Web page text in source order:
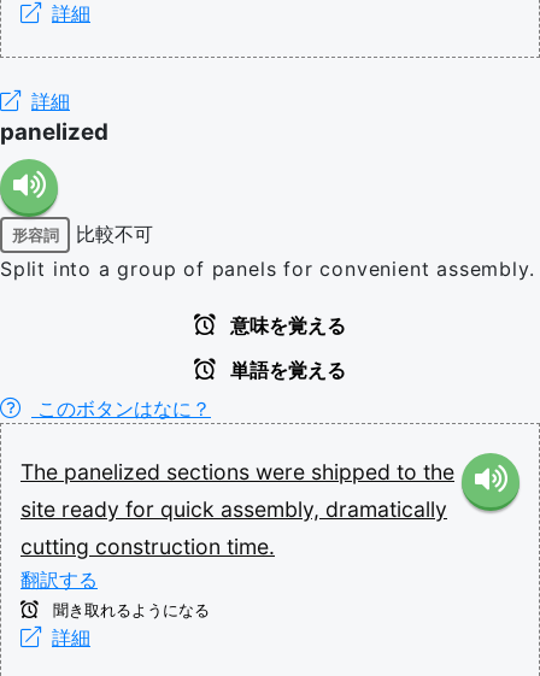
詳細
詳細
panelized
形容詞
比較不可
Split into a group of panels for convenient assembly.
意味を覚える
単語を覚える
このボタンはなに？
The panelized sections were shipped to the
site ready for quick assembly, dramatically
cutting construction time.
翻訳する
聞き取れるようになる
詳細